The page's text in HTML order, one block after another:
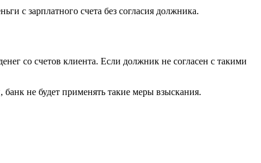
с зарплатного счета без согласия должника.
со счетов клиента. Если должник не согласен с такими
не будет применять такие меры взыскания.